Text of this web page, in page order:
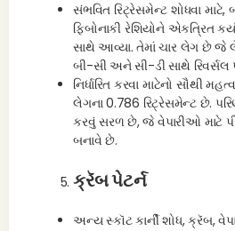
સંભવિત રિટ્રેસમેન્ટ શોધવા
ફિબોનાકી રેશિયોને એકત્રિત
સાથે આવ્યા. તેમાં ચાર લેગ છે
બી-સી અને સી-ડી સાથે રિવર્સલ
નિર્ધારિત કરવા માટેનો સૌથી
લેગના 0.786 રિટ્રેસમેન્ટ છે.
કરવું સરળ છે, જે વેપારીઓ માટે
બનાવે છે.
ક્રૅબ પેટર્ન
અન્ય સ્કૉટ કાર્ની શોધ,